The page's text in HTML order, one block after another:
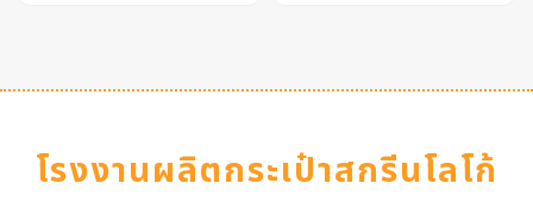
โรงงานผลิตกระเป๋าสกรีนโลโก้